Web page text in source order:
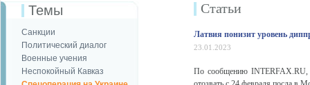
Темы
Санкции
Политический диалог
Военные учения
Неспокойный Кавказ
Статьи
Латвия понизит уровень
23.01.2023
По сообщению INTERFAX.RU,